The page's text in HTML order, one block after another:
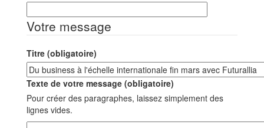
Votre message
Titre (obligatoire)
Texte de votre message (obligatoire)
Pour créer des paragraphes, laissez simplement des
lignes vides.